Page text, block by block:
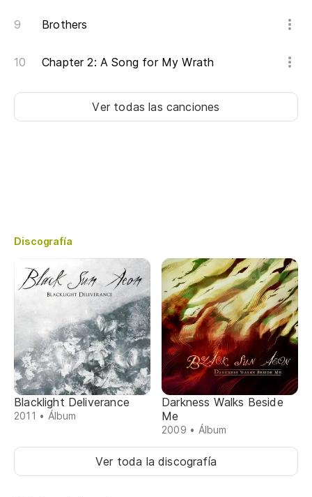
Brothers
Chapter 2: A Song for My Wrath
Ver todas las canciones
Discografía
Blacklight Deliverance
2011 • Álbum
Darkness Walks Beside
Me
2009 • Álbum
Ver toda la discografía